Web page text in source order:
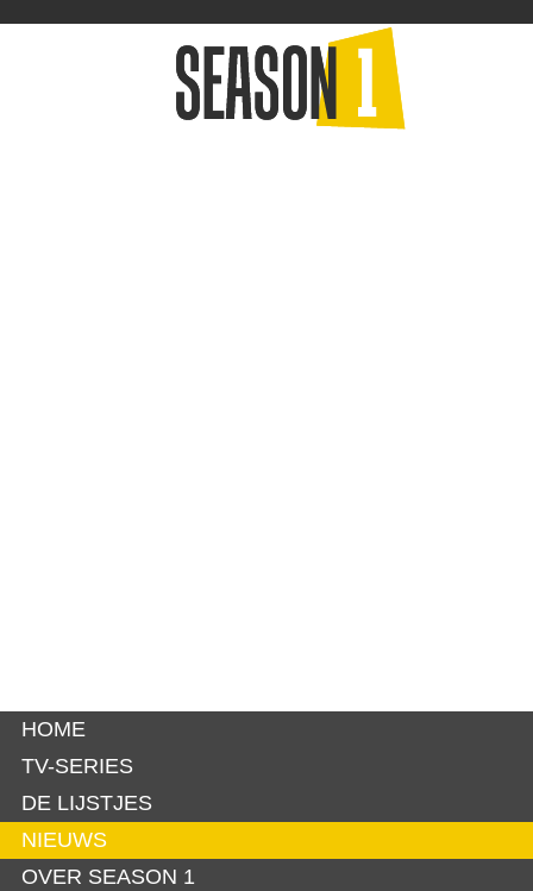
HOME
TV-SERIES
DE LIJSTJES
NIEUWS
OVER SEASON 1